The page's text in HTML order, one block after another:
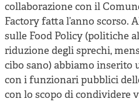
collaborazione con il
Factory fatta l’anno scorso.
sulle Food Policy (politiche
riduzione degli sprechi,
cibo sano) abbiamo inserito
con i funzionari pubblici
con lo scopo di condividere